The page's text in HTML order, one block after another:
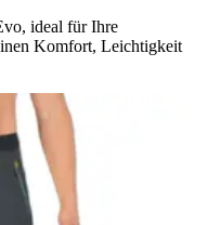
ideal für Ihre
Komfort, Leichtigkeit